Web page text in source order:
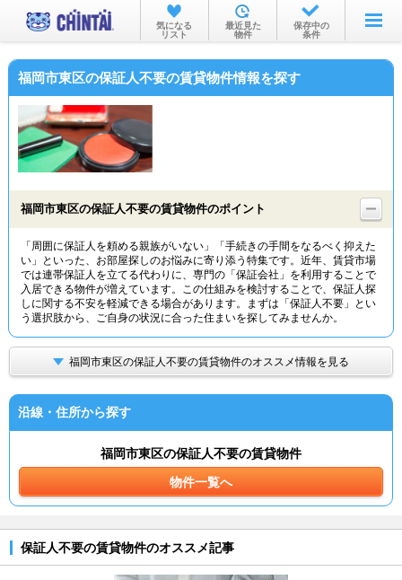
お部屋を探す
沿線・駅から
物件特集から
TOP
気になる
リスト
最近見た
物件
保存中の
条件
福岡市東区の保証人不要の賃貸物件情報を探す
福岡市東区の保証人不要の賃貸物件のポイント
「周囲に保証人を頼める親族がいない」「手続きの手間をなるべく抑えた
い」といった、お部屋探しのお悩みに寄り添う特集です。近年、賃貸市場
では連帯保証人を立てる代わりに、専門の「保証会社」を利用することで
入居できる物件が増えています。この仕組みを検討することで、保証人探
しに関する不安を軽減できる場合があります。まずは「保証人不要」とい
う選択肢から、ご自身の状況に合った住まいを探してみませんか。
福岡市東区の保証人不要の賃貸物件のオススメ情報を見る
沿線・住所から探す
福岡市東区の保証人不要の賃貸物件
物件一覧へ
保証人不要の賃貸物件のオススメ記事